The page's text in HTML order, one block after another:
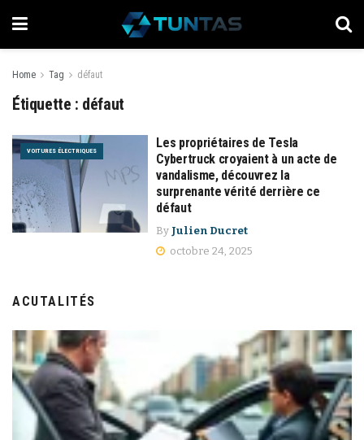
Home Tag défaut
Étiquette : défaut
VOITURES ÉLECTRIQUES
Les propriétaires de Tesla
Cybertruck croyaient à un acte de
vandalisme, découvrez la
surprenante vérité derrière ce
défaut
By Julien Ducret
octobre 24, 2025
ACUTALITÉS